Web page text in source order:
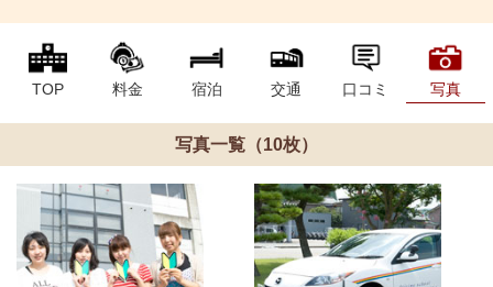
TOP 料金 宿泊 交通 口コミ 写真
写真一覧（10枚）